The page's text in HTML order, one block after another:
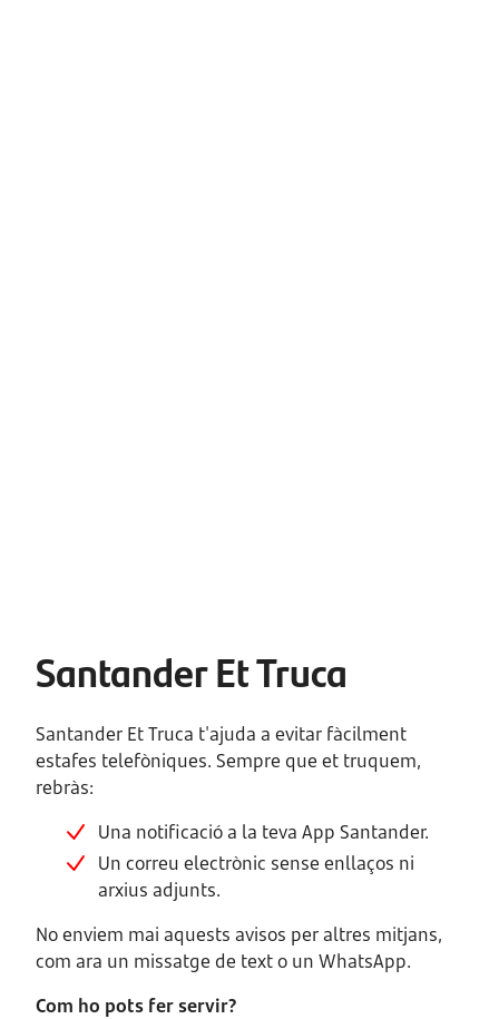
Santander Et Truca
Santander Et Truca t'ajuda a evitar fàcilment
estafes telefòniques. Sempre que et truquem,
rebràs:
Una notificació a la teva App Santander.
Un correu electrònic sense enllaços ni
arxius adjunts.
No enviem mai aquests avisos per altres mitjans,
com ara un missatge de text o un WhatsApp.
Com ho pots fer servir?